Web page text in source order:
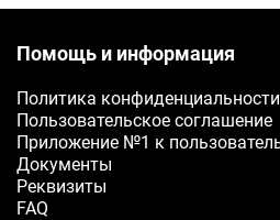
Ваш e-mail
Помощь и информация
Политика конфиденциальности
Пользовательское соглашение
Приложение №1 к
Документы
Реквизиты
FAQ